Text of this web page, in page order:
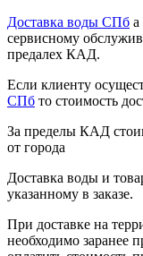
Доставка воды СПб а
сервисному
предалех КАД.
Если клиенту
СПб то стоимость
За пределы КАД
от города
Доставка воды и
указанному в заказе.
При доставке на
необходимо заранее